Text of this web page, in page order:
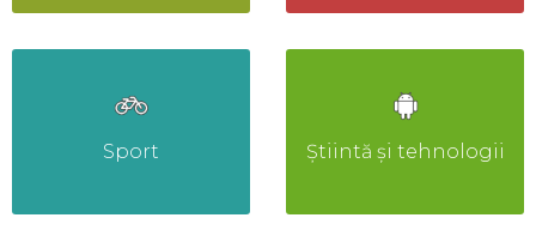
Sport Știintă și tehnologii